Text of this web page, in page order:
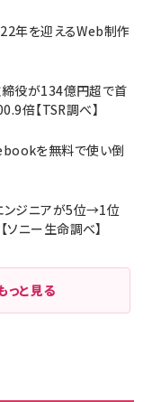
年を迎えるWeb制作
締役が134億円超で首
倍【TSR調べ】
を無料で使い倒
ンジニアが5位→1位
ソニー生命調べ】
っと見る